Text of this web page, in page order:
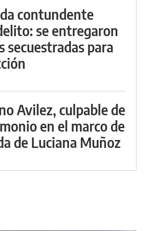
contundente
se entregaron
secuestradas para
Avilez, culpable de
en el marco de
de Luciana Muñoz